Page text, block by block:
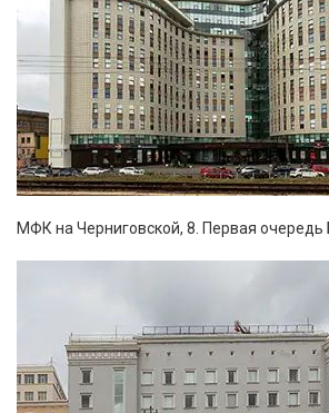
МФК на Черниговской, 8. Первая очередь